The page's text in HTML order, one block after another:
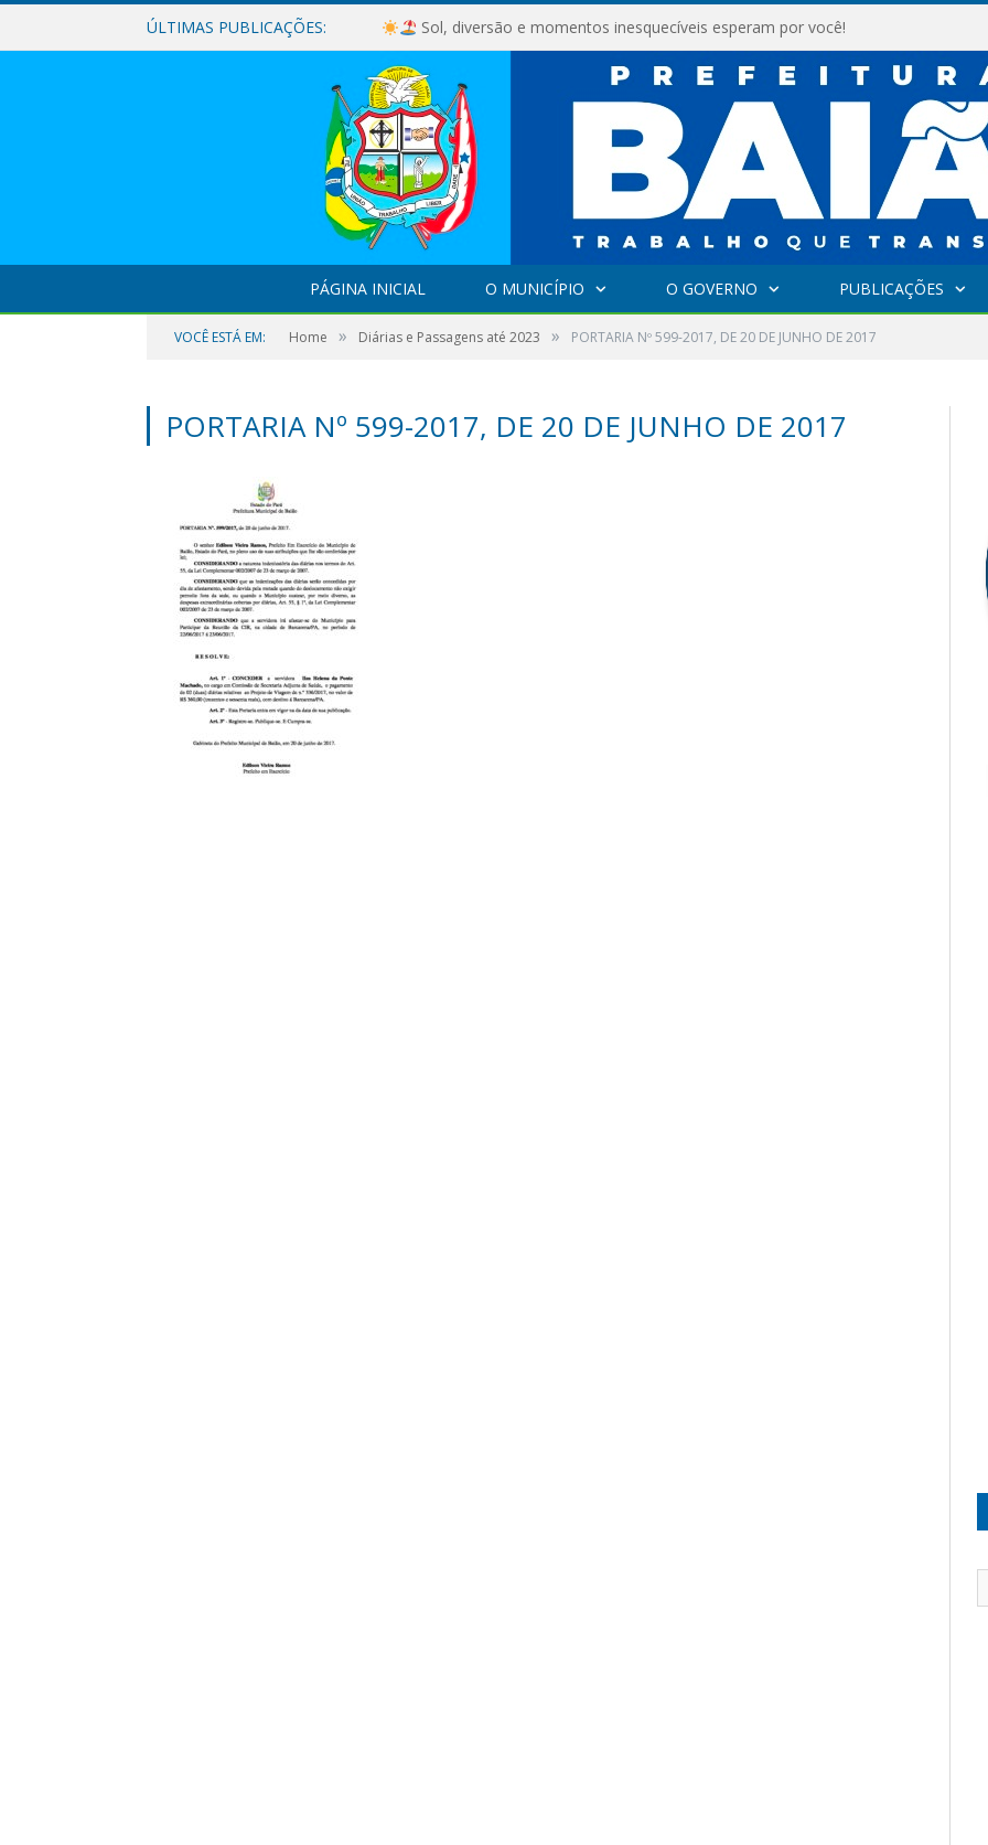
ÚLTIMAS PUBLICAÇÕES: Sol, diversão e momentos inesquecíveis esperam por você!
PÁGINA INICIAL O MUNICÍPIO O GOVERNO PUBLICAÇÕES
VOCÊ ESTÁ EM: Home » Diárias e Passagens até 2023 » PORTARIA Nº 599-2017, DE 20 DE JUNHO DE 2017
PORTARIA Nº 599-2017, DE 20 DE JUNHO DE 2017